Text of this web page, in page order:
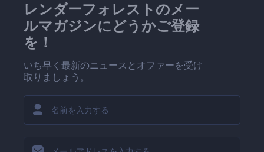
レンダーフォレストのメー
ルマガジンにどうかご登録
を！
いち早く最新のニュースとオファーを受け
取りましょう。